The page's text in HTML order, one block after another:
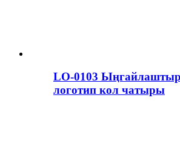
LO-0103
логотип кол чатыры